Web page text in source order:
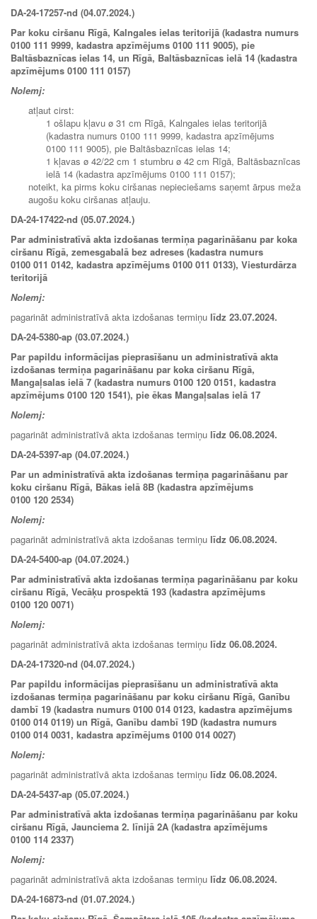
DA-24-17257-nd (04.07.2024.)
Par koku ciršanu Rīgā, Kalngales ielas teritorijā (kadastra numurs
0100 111 9999, kadastra apzīmējums 0100 111 9005), pie
Baltāsbaznīcas ielas 14, un Rīgā, Baltāsbaznīcas ielā 14 (kadastra
apzīmējums 0100 111 0157)
Nolemj:
atļaut cirst:
1 ošlapu kļavu ø 31 cm Rīgā, Kalngales ielas teritorijā
(kadastra numurs 0100 111 9999, kadastra apzīmējums
0100 111 9005), pie Baltāsbaznīcas ielas 14;
1 kļavas ø 42/22 cm 1 stumbru ø 42 cm Rīgā, Baltāsbaznīcas
ielā 14 (kadastra apzīmējums 0100 111 0157);
noteikt, ka pirms koku ciršanas nepieciešams saņemt ārpus meža
augošu koku ciršanas atļauju.
DA-24-17422-nd (05.07.2024.)
Par administratīvā akta izdošanas termiņa pagarināšanu par koka
ciršanu Rīgā, zemesgabalā bez adreses (kadastra numurs
0100 011 0142, kadastra apzīmējums 0100 011 0133), Viesturdārza
teritorijā
Nolemj:
pagarināt administratīvā akta izdošanas termiņu līdz 23.07.2024.
DA-24-5380-ap (03.07.2024.)
Par papildu informācijas pieprasīšanu un administratīvā akta
izdošanas termiņa pagarināšanu par koka ciršanu Rīgā,
Mangaļsalas ielā 7 (kadastra numurs 0100 120 0151, kadastra
apzīmējums 0100 120 1541), pie ēkas Mangaļsalas ielā 17
Nolemj:
pagarināt administratīvā akta izdošanas termiņu līdz 06.08.2024.
DA-24-5397-ap (04.07.2024.)
Par un administratīvā akta izdošanas termiņa pagarināšanu par
koku ciršanu Rīgā, Bākas ielā 8B (kadastra apzīmējums
0100 120 2534)
Nolemj:
pagarināt administratīvā akta izdošanas termiņu līdz 06.08.2024.
DA-24-5400-ap (04.07.2024.)
Par administratīvā akta izdošanas termiņa pagarināšanu par koku
ciršanu Rīgā, Vecāķu prospektā 193 (kadastra apzīmējums
0100 120 0071)
Nolemj:
pagarināt administratīvā akta izdošanas termiņu līdz 06.08.2024.
DA-24-17320-nd (04.07.2024.)
Par papildu informācijas pieprasīšanu un administratīvā akta
izdošanas termiņa pagarināšanu par koku ciršanu Rīgā, Ganību
dambī 19 (kadastra numurs 0100 014 0123, kadastra apzīmējums
0100 014 0119) un Rīgā, Ganību dambī 19D (kadastra numurs
0100 014 0031, kadastra apzīmējums 0100 014 0027)
Nolemj:
pagarināt administratīvā akta izdošanas termiņu līdz 06.08.2024.
DA-24-5437-ap (05.07.2024.)
Par administratīvā akta izdošanas termiņa pagarināšanu par koku
ciršanu Rīgā, Jaunciema 2. līnijā 2A (kadastra apzīmējums
0100 114 2337)
Nolemj:
pagarināt administratīvā akta izdošanas termiņu līdz 06.08.2024.
DA-24-16873-nd (01.07.2024.)